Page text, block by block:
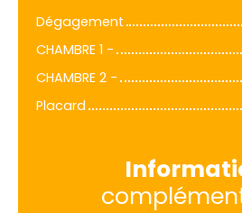
Dégagement
CHAMBRE 1 -
CHAMBRE 2 -
Placard